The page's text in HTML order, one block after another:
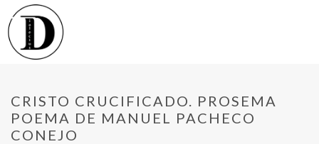
CRISTO CRUCIFICADO. PROSEMA
POEMA DE MANUEL PACHECO
CONEJO